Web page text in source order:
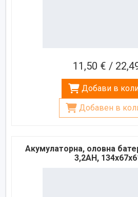
11,50 € /
Добави в
Добавен в
Акумулаторна, оловна
3,2AH,